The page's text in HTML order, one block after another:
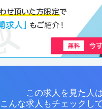
この求人を見た人
こんな求人もチェックし